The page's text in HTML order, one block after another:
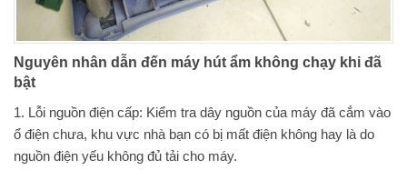
Nguyên nhân dẫn đến máy hút ẩm không chạy khi đã
bật
1. Lỗi nguồn điện cấp: Kiểm tra dây nguồn của máy đã cắm vào
ổ điện chưa, khu vực nhà bạn có bị mất điện không hay là do
nguồn điện yếu không đủ tải cho máy.